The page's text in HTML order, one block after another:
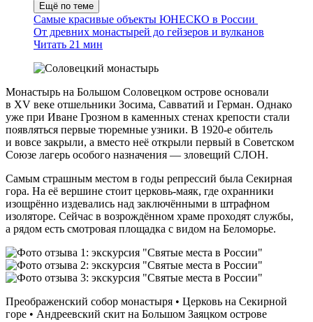
Ещё по теме
Самые красивые объекты ЮНЕСКО в России
От древних монастырей до гейзеров и вулканов
Читать 21 мин
Монастырь на Большом Соловецком острове основали
в XV веке отшельники Зосима, Савватий и Герман. Однако
уже при Иване Грозном в каменных стенах крепости стали
появляться первые тюремные узники. В 1920‑е обитель
и вовсе закрыли, а вместо неё открыли первый в Советском
Союзе лагерь особого назначения — зловещий СЛОН.
Самым страшным местом в годы репрессий была Секирная
гора. На её вершине стоит церковь‑маяк, где охранники
изощрённо издевались над заключёнными в штрафном
изоляторе. Сейчас в возрождённом храме проходят службы,
а рядом есть смотровая площадка с видом на Беломорье.
Преображенский собор монастыря • Церковь на Секирной
горе • Андреевский скит на Большом Заяцком острове